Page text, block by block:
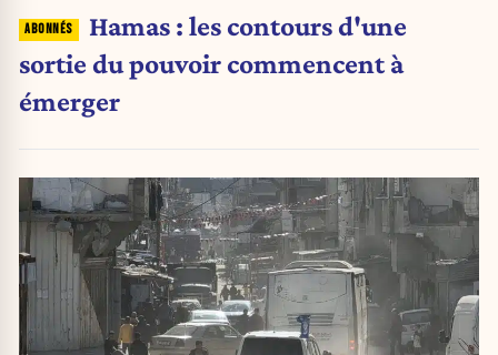
Hamas : les contours d'une
sortie du pouvoir commencent à
émerger